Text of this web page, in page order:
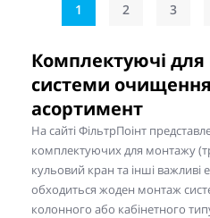
1 2 3
Комплектуючі
системи
асортимент
На сайті ФільтрПоінт
комплектуючих для монтажу
кульовий кран та інші важливі
обходиться жоден монтаж
колонного або кабінетного